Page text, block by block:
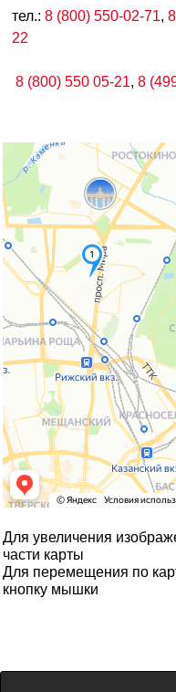
тел.: 8 (800) 550-02-71
22
8 (800) 550 05-21, 8
Москва
Яндекс.Карты — транспорт,
Для увеличения
части карты
Для перемещения по
кнопку мышки